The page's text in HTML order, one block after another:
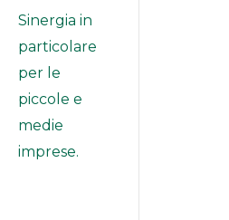
Sinergia in
particolare
per le
piccole e
medie
imprese.